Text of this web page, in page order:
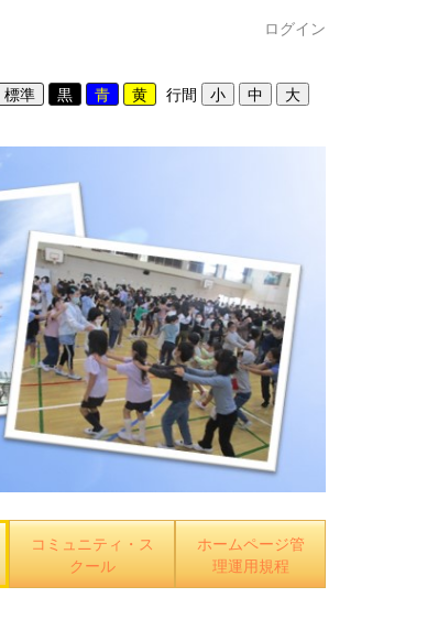
ログイン
行間
コミュニティ・ス
クール
ホームページ管
理運用規程